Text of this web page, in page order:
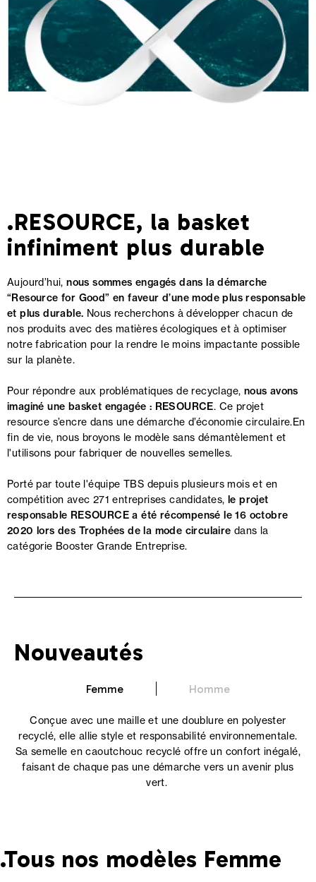
.RESOURCE, la basket
infiniment plus durable
Aujourd’hui, nous sommes engagés dans la démarche
“Resource for Good” en faveur d’une mode plus responsable
et plus durable. Nous recherchons à développer chacun de
nos produits avec des matières écologiques et à optimiser
notre fabrication pour la rendre le moins impactante possible
sur la planète.
Pour répondre aux problématiques de recyclage, nous avons
imaginé une basket engagée : RESOURCE. Ce projet
resource s’encre dans une démarche d’économie circulaire.En
fin de vie, nous broyons le modèle sans démantèlement et
l'utilisons pour fabriquer de nouvelles semelles.
Porté par toute l'équipe TBS depuis plusieurs mois et en
compétition avec 271 entreprises candidates, le projet
responsable RESOURCE a été récompensé le 16 octobre
2020 lors des Trophées de la mode circulaire dans la
catégorie Booster Grande Entreprise.
Nouveautés
Femme Homme
Conçue avec une maille et une doublure en polyester
recyclé, elle allie style et responsabilité environnementale.
Sa semelle en caoutchouc recyclé offre un confort inégalé,
faisant de chaque pas une démarche vers un avenir plus
vert.
.Tous nos modèles Femme